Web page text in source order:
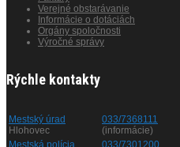
Verejné obstarávanie
Informácie o dotáciách
Orgány spoločnosti
Výročné správy
Rýchle kontakty
Mestský úrad
Hlohovec
033/7368111
(informácie)